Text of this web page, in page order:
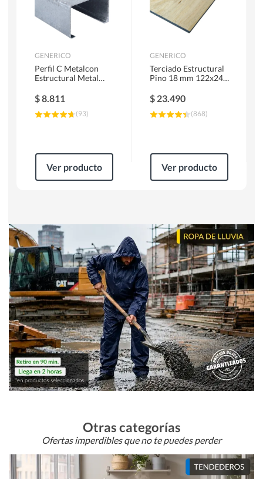
GENERICO
Perfil C Metalcon
Estructural Metal
$8.811
(93)
Ver producto
GENERICO
Terciado Estructural
Pino 18 mm 122x244
$ 23.490
(868)
Ver producto
Otras categorías
Ofertas imperdibles que no te puedes perder